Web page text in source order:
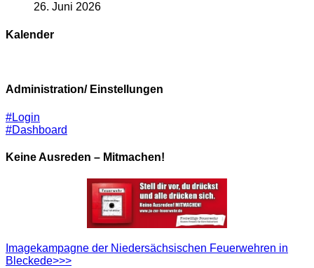
26. Juni 2026
Kalender
Administration/ Einstellungen
#Login
#Dashboard
Keine Ausreden – Mitmachen!
Imagekampagne der Niedersächsischen Feuerwehren in
Bleckede>>>